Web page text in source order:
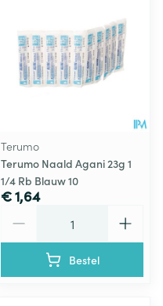
Terumo
Terumo Naald Agani 23g 1
1/4 Rb Blauw 10
€ 1,64
Bestel